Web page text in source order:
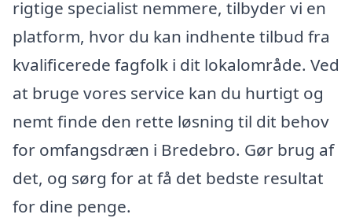
rigtige specialist nemmere, tilbyder vi en
platform, hvor du kan indhente tilbud fra
kvalificerede fagfolk i dit lokalområde. Ved
at bruge vores service kan du hurtigt og
nemt finde den rette løsning til dit behov
for omfangsdræn i Bredebro. Gør brug af
det, og sørg for at få det bedste resultat
for dine penge.